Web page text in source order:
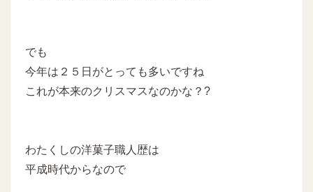
でも
今年は２５日がとっても多いですね
これが本来のクリスマスなのかな？?
わたくしの洋菓子職人歴は
平成時代からなので